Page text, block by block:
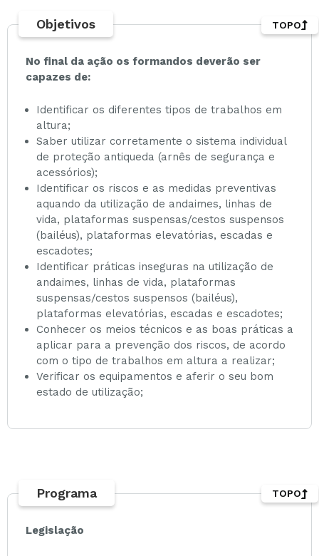
Objetivos
No final da ação os formandos deverão ser
capazes de:
Identificar os diferentes tipos de trabalhos em
altura;
Saber utilizar corretamente o sistema individual
de proteção antiqueda (arnês de segurança e
acessórios);
Identificar os riscos e as medidas preventivas
aquando da utilização de andaimes, linhas de
vida, plataformas suspensas/cestos suspensos
(bailéus), plataformas elevatórias, escadas e
escadotes;
Identificar práticas inseguras na utilização de
andaimes, linhas de vida, plataformas
suspensas/cestos suspensos (bailéus),
plataformas elevatórias, escadas e escadotes;
Conhecer os meios técnicos e as boas práticas a
aplicar para a prevenção dos riscos, de acordo
com o tipo de trabalhos em altura a realizar;
Verificar os equipamentos e aferir o seu bom
estado de utilização;
TOPO
Programa
Legislação
TOPO